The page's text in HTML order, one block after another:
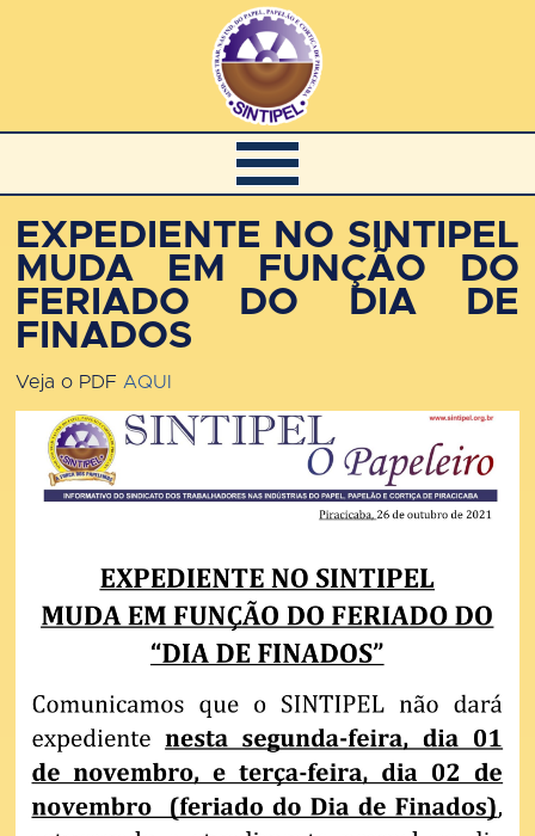
EXPEDIENTE NO SINTIPEL
MUDA EM FUNÇÃO DO
FERIADO DO DIA DE
FINADOS
Veja o PDF AQUI